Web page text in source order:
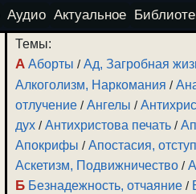
Аудио Актуальное
Темы:
А Аборты /Ад, Загробная
Алкоголизм, Наркомания /
отлучение /Ангелы /
дух /Антихристова печать /
Апокрифы /Апостасия,
Аскетизм, Подвижничество /
Б Безнадежность, отчаяние /